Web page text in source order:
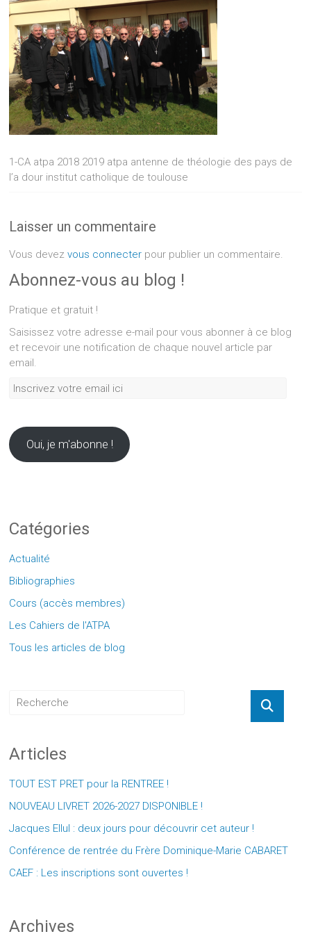
1-CA atpa 2018 2019 atpa antenne de théologie des pays de
l’a dour institut catholique de toulouse
Laisser un commentaire
Vous devezvous connecter pour publier un commentaire.
Abonnez-vous au blog !
Pratique et gratuit !
Saisissez votre adresse e-mail pour vous abonner à ce blog
et recevoir une notification de chaque nouvel article par
email.
Inscrivez
ici
Oui, je m'abonne !
Catégories
Actualité
Bibliographies
Cours (accès membres)
Les Cahiers de l'ATPA
Tous les articles de blog
Articles
TOUT EST PRET pour la RENTREE !
NOUVEAU LIVRET 2026-2027 DISPONIBLE !
Jacques Ellul : deux jours pour découvrir cet auteur !
Conférence de rentrée du Frère Dominique-Marie CABARET
CAEF : Les inscriptions sont ouvertes !
Archives